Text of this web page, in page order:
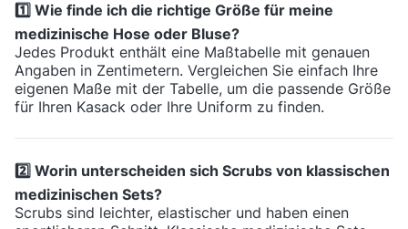
1️⃣ Wie finde ich die richtige Größe für meine
medizinische Hose oder Bluse?
Jedes Produkt enthält eine Maßtabelle mit genauen
Angaben in Zentimetern. Vergleichen Sie einfach Ihre
eigenen Maße mit der Tabelle, um die passende Größe
für Ihren Kasack oder Ihre Uniform zu finden.
2️⃣ Worin unterscheiden sich Scrubs von klassischen
medizinischen Sets?
Scrubs sind leichter, elastischer und haben einen